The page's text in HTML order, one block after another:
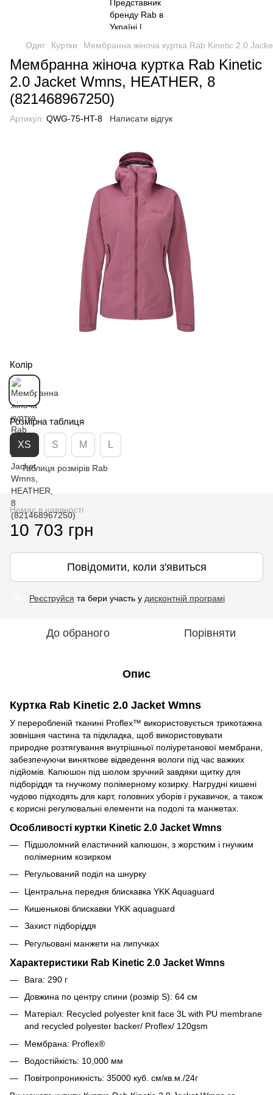
Одяг Куртки Мембранна жіноча куртка Rab Kinetic 2.0
Мембранна жіноча куртка Rab Kinetic
2.0 Jacket Wmns, HEATHER, 8
(821468967250)
Артикул: QWG-75-HT-8 Написати відгук
Колір
Розмірна таблиця
XS S M L
Таблиця розмірів Rab
Немає в наявності
10 703 грн
Повідомити, коли з'явиться
Реєструйся та бери участь у дисконтній програмі
До обраного Порівняти
Опис
Куртка Rab Kinetic 2.0 Jacket Wmns
У переробленій тканині Proflex™ використовується трикотажна
зовнішня частина та підкладка, щоб використовувати
природне розтягування внутрішньої поліуретанової мембрани,
забезпечуючи виняткове відведення вологи під час важких
підйомів. Капюшон під шолом зручний завдяки щитку для
підборіддя та гнучкому полімерному козирку. Нагрудні кишені
чудово підходять для карт, головних уборів і рукавичок, а також
є корисні регулювальні елементи на подолі та манжетах.
Особливості куртки Kinetic 2.0 Jacket Wmns
Підшоломний еластичний капюшон, з жорстким і гнучким
полімерним козирком
Регульований поділ на шнурку
Центральна передня блискавка YKK Aquaguard
Кишенькові блискавки YKK aquaguard
Захист підборіддя
Регульовані манжети на липучках
Характеристики Rab Kinetic 2.0 Jacket Wmns
Вага: 290 г
Довжина по центру спини (розмір S): 64 см
Матеріал: Recycled polyester knit face 3L with PU membrane
and recycled polyester backer/ Proflex/ 120gsm
Мембрана: Proflex®
Водостійкість: 10,000 мм
Повітропроникність: 35000 куб. см/кв.м./24г